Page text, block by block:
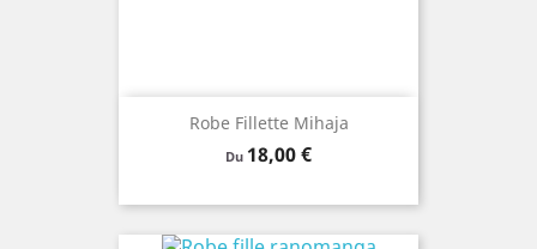
Robe Fillette Mihaja
Du Prix
18,00 €